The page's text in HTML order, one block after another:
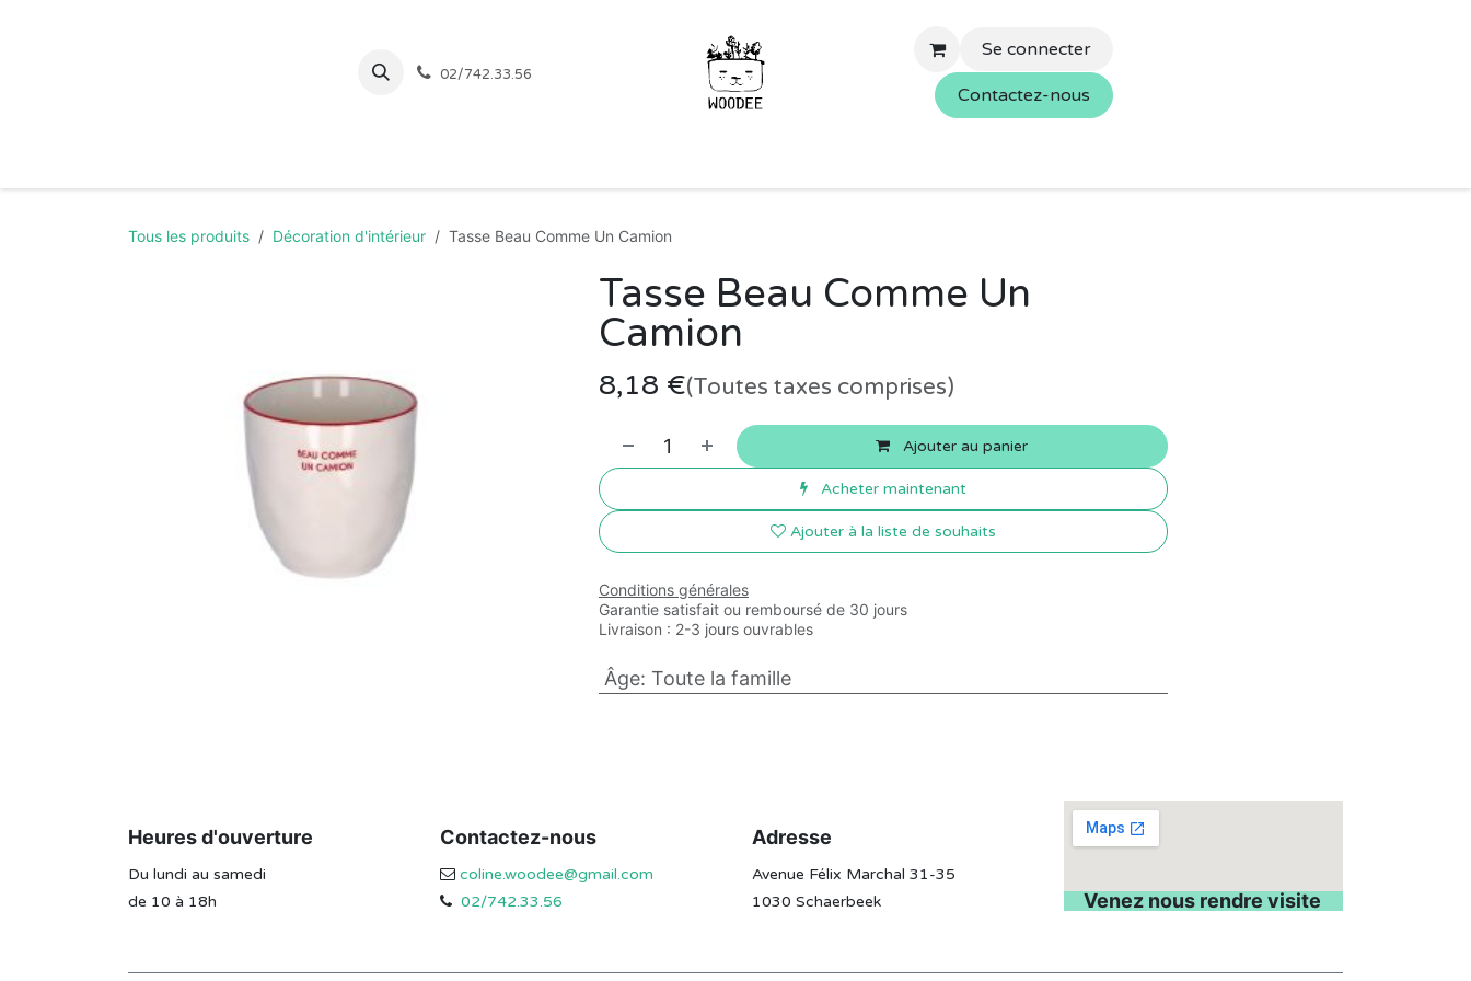
02/742.33.56
Se connecter
Contactez-nous
Tous les produits Décoration d'intérieur Tasse Beau Comme Un Camion
Tasse Beau Comme Un
Camion
8,18 €(Toutes taxes comprises)
Ajouter au panier
Acheter maintenant
Ajouter à la liste de souhaits
Conditions générales
Garantie satisfait ou remboursé de 30 jours
Livraison : 2-3 jours ouvrables
Âge: Toute la famille
Heures d'ouverture
Du lundi au samedi
de 10 à 18h
Contactez-nous
coline.woodee@gmail.com
02/742.33.56
Adresse
Avenue Félix Marchal 31-35
1030 Schaerbeek
Venez nous rendre visite